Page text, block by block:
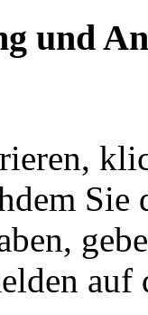
und
Sie
auf